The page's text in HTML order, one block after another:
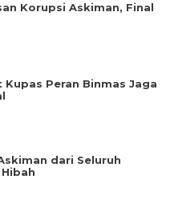
Korupsi Askiman, Final
Peran Binmas Jaga
dari Seluruh